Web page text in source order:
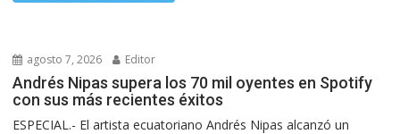
agosto 7, 2026 Editor
Andrés Nipas supera los 70 mil oyentes en Spotify
con sus más recientes éxitos
ESPECIAL.- El artista ecuatoriano Andrés Nipas alcanzó un